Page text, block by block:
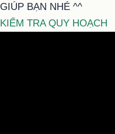
GIÚP BẠN NHÉ ^^
KIỂM TRA QUY HOẠCH